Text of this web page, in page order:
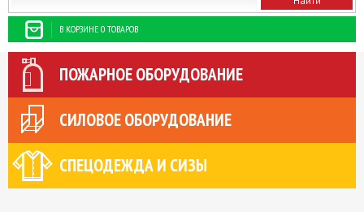
В КОРЗИНЕ 0 ТОВАРОВ
ПОЖАРНОЕ ОБОРУДОВАНИЕ
СИЛОВОЕ ОБОРУДОВАНИЕ
СПЕЦОДЕЖДА И СИЗЫ